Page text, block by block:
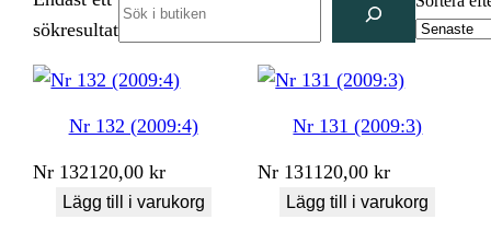
sökresultat
Nr 132 (2009:4)
Nr 132120,00kr
Lägg till i varukorg
Nr 131 (2009:3)
Nr 131 120,00kr
Lägg till i varukorg